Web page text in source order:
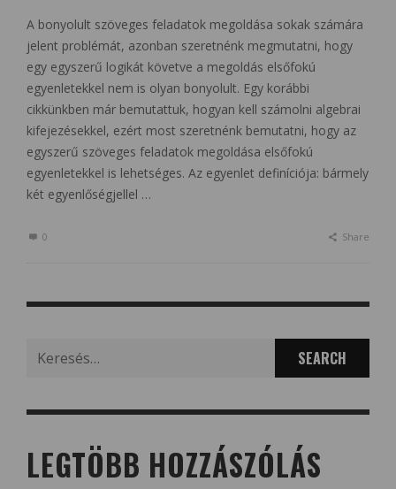
A bonyolult szöveges feladatok megoldása sokak számára
jelent problémát, azonban szeretnénk megmutatni, hogy
egy egyszerű logikát követve a megoldás elsőfokú
egyenletekkel nem is olyan bonyolult. Egy korábbi
cikkünkben már bemutattuk, hogyan kell számolni algebrai
kifejezésekkel, ezért most szeretnénk bemutatni, hogy az
egyszerű szöveges feladatok megoldása elsőfokú
egyenletekkel is lehetséges. Az egyenlet definíciója: bármely
két egyenlőségjellel …
0 Share
for:
LEGTÖBB HOZZÁSZÓLÁS